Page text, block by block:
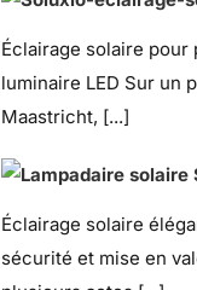
Éclairage solaire
luminaire LED Sur un
Maastricht, [...]
Éclairage solaire
sécurité et mise en